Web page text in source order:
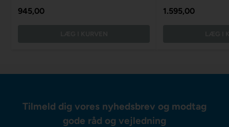
945,00 1.595,00
Tilmeld dig vores nyhedsbrev og modtag
gode råd og vejledning